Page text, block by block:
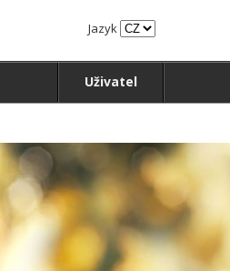
Jazyk
Uživatel